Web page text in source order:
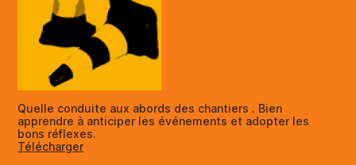
Quelle conduite aux abords des chantiers . Bien
apprendre à anticiper les événements et adopter les
bons réflexes.
Télécharger